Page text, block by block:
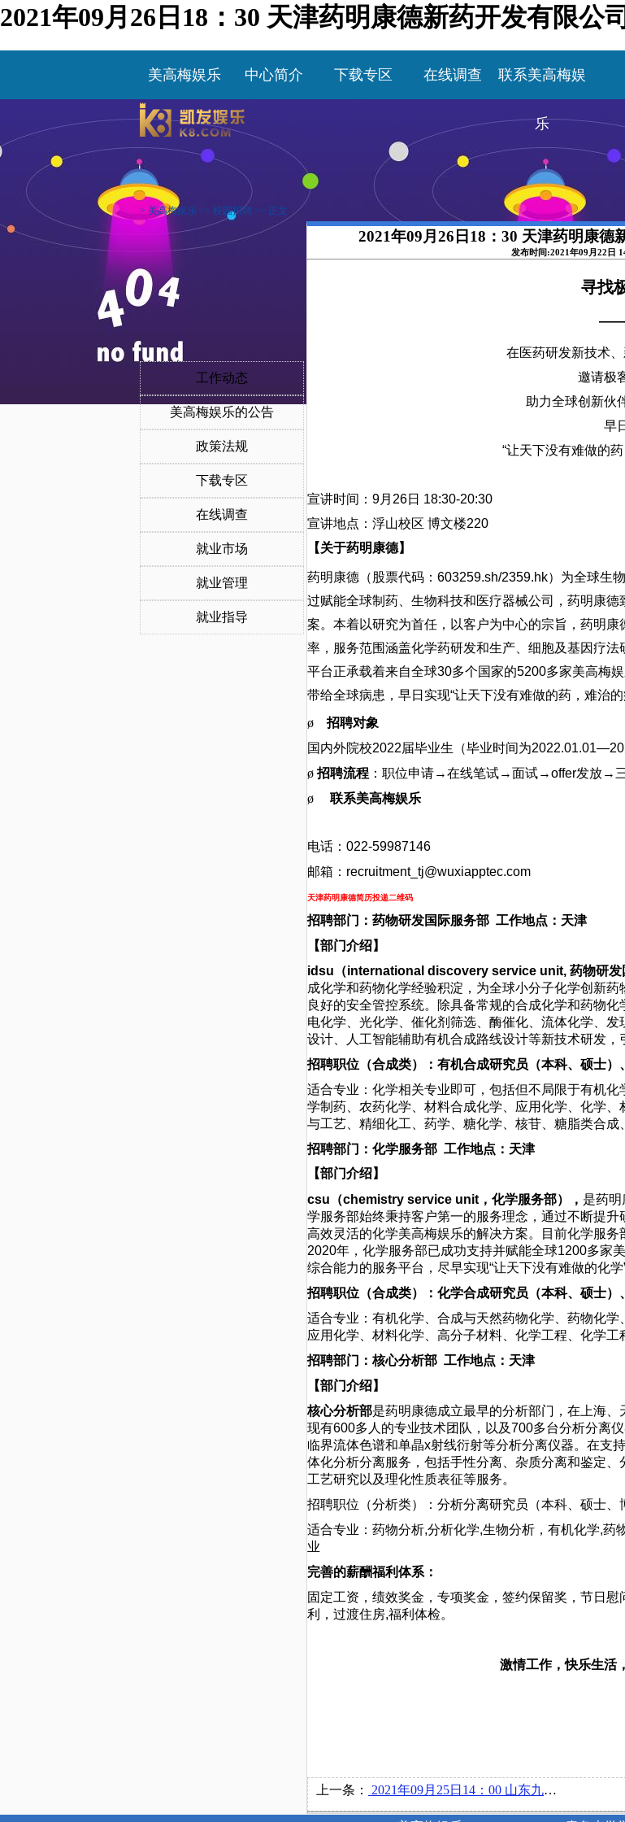
2021年09月26日18：30 天津药明康德新药开发有限
美高梅娱乐 中心简介 下载专区 在线调查 联系美高梅娱
乐
> 美高梅娱乐 >> 校园招聘 >> 正文
工作动态
美高梅娱乐的公告
政策法规
下载专区
在线调查
就业市场
就业管理
就业指导
2021年09月26日18：30 天津药明康
发布时间:2021年09月22日
寻找
——
在医药研发新技术
邀请极
助力全球创新伙
早
“让天下没有难做的
宣讲时间：9月26日 18:30-20:30
宣讲地点：浮山校区 博文楼220
【关于药明康德】
药明康德（股票代码：603259.sh/2359.hk）为全球生
过赋能全球制药、生物科技和医疗器械公司，药明康
案。本着以研究为首任，以客户为中心的宗旨，药明
率，服务范围涵盖化学药研发和生产、细胞及基因疗
平台正承载着来自全球30多个国家的5200多家美高梅
带给全球病患，早日实现“让天下没有难做的药，难治的
ø
招聘对象
国内外院校2022届毕业生（毕业时间为
ø 招聘流程 ： 职位申请→在线笔试→面试→offer发放→
ø
联系美高梅娱乐
电话：022-59987146
邮箱： recruitment_tj@wuxiapptec.com
天津药明康德简历投递二维码
招聘部门：药物研发国际服务部 工作地点：天津
【部门介绍】
idsu （international discovery service unit, 药物研发
成化学和药物化学经验积淀，为全球小分子化学创新
良好的安全管控系统。除具备常规的合成化学和药物
电化学、光化学、催化剂筛选、酶催化、流体化学、
设计、人工智能辅助有机合成路线设计等新技术研发，
招聘职位（合成类）：有机合成研究员（本科、硕士）
适合专业：化学相关专业即可，包括但不局限于有机
学制药、农药化学、材料合成化学、应用化学、化学
与工艺、精细化工、药学、糖化学、核苷、糖脂类合成
招聘部门：化学服务部 工作地点：天津
【部门介绍】
csu （chemistry service unit，化学服务部）， 是药
学服务部始终秉持客户第一的服务理念，通过不断提
高效灵活的化学美高梅娱乐的解决方案。目前化学服
2020年，化学服务部已成功支持并赋能全球1200多家
综合能力的服务平台，尽早实现“让天下没有难做的化学
招聘职位（合成类）：化学合成研究员（本科、硕士）
适合专业：有机化学、合成与天然药物化学、药物化
应用化学、材料化学、高分子材料、化学工程、化学
招聘部门：核心分析部 工作地点：天津
【部门介绍】
核心分析部是药明康德成立最早的分析部门，在上海、
现有600多人的专业技术团队，以及700多台分析分离
临界流体色谱和单晶x射线衍射等分析分离仪器。在支
体化分析分离服务，包括手性分离、杂质分离和鉴定
工艺研究以及理化性质表征等服务。
招聘职位（分析类）：分析分离研究员（本科、硕士、
适合专业：药物分析,分析化学,生物分析，有机化学,
业
完善的薪酬福利体系：
固定工资，绩效奖金，专项奖金，签约保留奖，节日
利，过渡住房,福利体检。
激情工作，快乐生活
上一条： 2021年09月25日14：00 山东九强集团在博文楼218举办宣讲会